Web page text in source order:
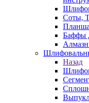
Соты,
Баффы
Назад